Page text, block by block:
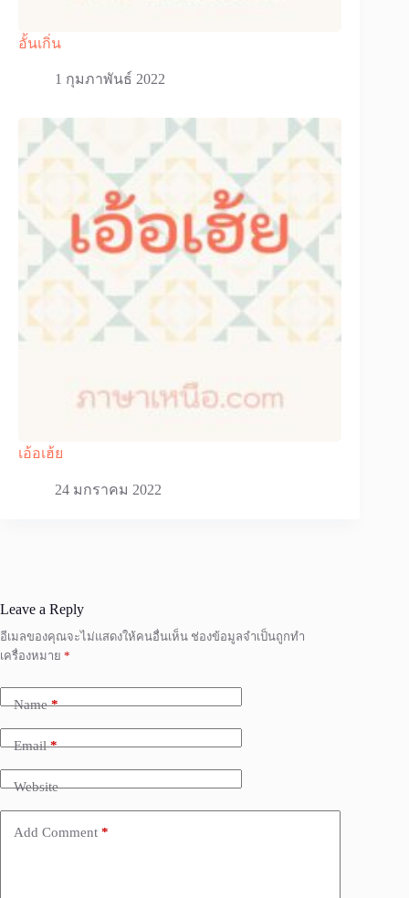
อั้นเกิ่น
1 กุมภาพันธ์ 2022
เอ้อเฮ้ย
24 มกราคม 2022
Leave a Reply
อีเมลของคุณจะไม่แสดงให้คนอื่นเห็น ช่องข้อมูลจำเป็นถูกทำ
เครื่องหมาย *
Name*
Email*
Website
Add Comment *